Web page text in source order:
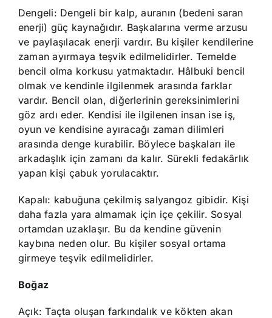
Dengeli: Dengeli bir kalp, auranın (bedeni saran
enerji) güç kaynağıdır. Başkalarına verme arzusu
ve paylaşılacak enerji vardır. Bu kişiler kendilerine
zaman ayırmaya teşvik edilmelidirler. Temelde
bencil olma korkusu yatmaktadır. Hâlbuki bencil
olmak ve kendinle ilgilenmek arasında farklar
vardır. Bencil olan, diğerlerinin gereksinimlerini
göz ardı eder. Kendisi ile ilgilenen insan ise iş,
oyun ve kendisine ayıracağı zaman dilimleri
arasında denge kurabilir. Böylece başkaları ile
arkadaşlık için zamanı da kalır. Sürekli fedakârlık
yapan kişi çabuk yorulacaktır.
Kapalı: kabuğuna çekilmiş salyangoz gibidir. Kişi
daha fazla yara almamak için içe çekilir. Sosyal
ortamdan uzaklaşır. Bu da kendine güvenin
kaybına neden olur. Bu kişiler sosyal ortama
girmeye teşvik edilmelidirler.
Boğaz
Açık: Taçta oluşan farkındalık ve kökten akan